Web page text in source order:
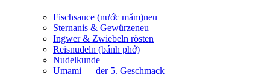
Fischsauce (nước mắm)neu
Sternanis & Gewürzeneu
Ingwer & Zwiebeln rösten
Reisnudeln (bánh phở)
Nudelkunde
Umami — der 5. Geschmack